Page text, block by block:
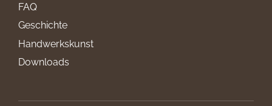
FAQ
Geschichte
Handwerkskunst
Downloads